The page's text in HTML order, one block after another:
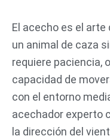
El acecho es el
un animal de caza
requiere paciencia,
capacidad de
con el entorno
acechador experto
la dirección del